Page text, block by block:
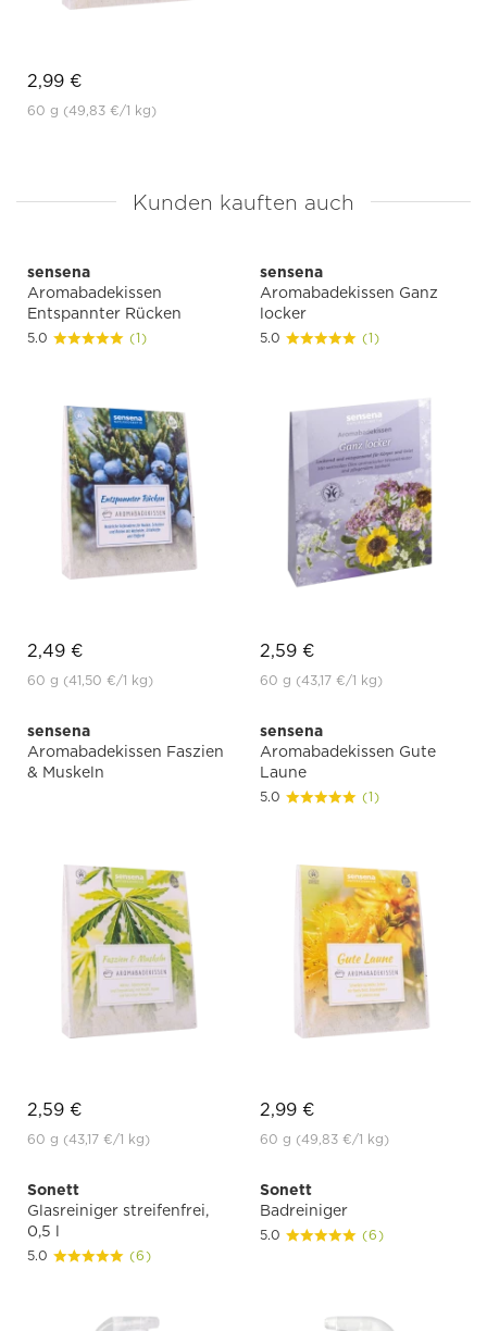
2,99 €
60 g (49,83 €/1 kg)
Kunden kauften auch
sensena
Aromabadekissen
Entspannter Rücken
5.0 (1)
2,49 €
60 g (41,50 €/1 kg)
sensena
Aromabadekissen Ganz
locker
5.0 (1)
2,59 €
60 g (43,17 €/1 kg)
sensena
Aromabadekissen Faszien
& Muskeln
2,59 €
60 g (43,17 €/1 kg)
sensena
Aromabadekissen Gute
Laune
5.0 (1)
2,99 €
60 g (49,83 €/1 kg)
Sonett
Glasreiniger streifenfrei,
0,5 l
5.0 (6)
Sonett
Badreiniger
5.0 (6)